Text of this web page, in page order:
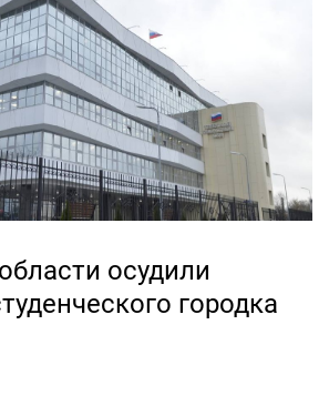
осудили
городка